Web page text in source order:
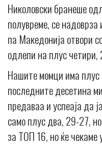
Николовски бранеше
полувреме, се
па Македонија отвори
одлепи на плус четири,
Нашите момци има
последните десетина
предаваа и успеаja да
само плус два, 29-27,
за ТОП 16, но ќе чекаме